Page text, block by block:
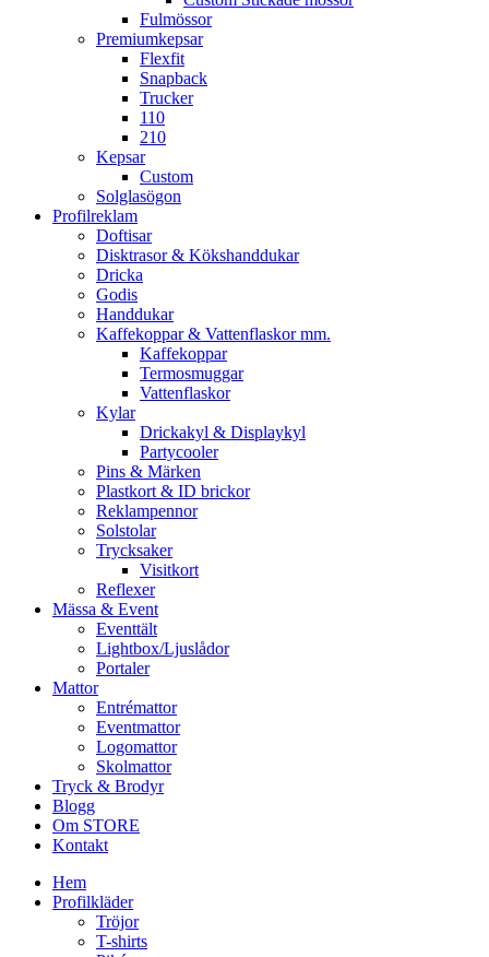
Fulmössor
Premiumkepsar
Flexfit
Snapback
Trucker
110
210
Kepsar
Custom
Solglasögon
Profilreklam
Doftisar
Disktrasor & Kökshanddukar
Dricka
Godis
Handdukar
Kaffekoppar & Vattenflaskor mm.
Kaffekoppar
Termosmuggar
Vattenflaskor
Kylar
Drickakyl & Displaykyl
Partycooler
Pins & Märken
Plastkort & ID brickor
Reklampennor
Solstolar
Trycksaker
Visitkort
Reflexer
Mässa & Event
Eventtält
Lightbox/Ljuslådor
Portaler
Mattor
Entrémattor
Eventmattor
Logomattor
Skolmattor
Tryck & Brodyr
Blogg
Om STORE
Kontakt
Hem
Profilkläder
Tröjor
T-shirts